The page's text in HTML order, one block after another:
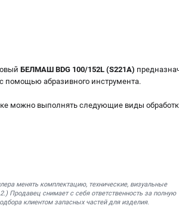
БЕЛМАШ BDG 100/152L (S221A)
абразивного инструмента.
можно выполнять следующие виды
менять комплектацию, технические, визуальные
Продавец снимает с себя ответственность за полную
клиентом запасных частей для изделия.